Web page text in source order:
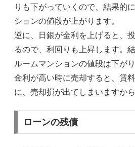
りも下がっていくので、結果的
ションの値段が上がります。
逆に、日銀が金利を上げると、
るので、利回りも上昇します。
ルームマンションの値段は下がり
金利が高い時に売却すると、賃
に、売却損が出てしまいますから
ローンの残債